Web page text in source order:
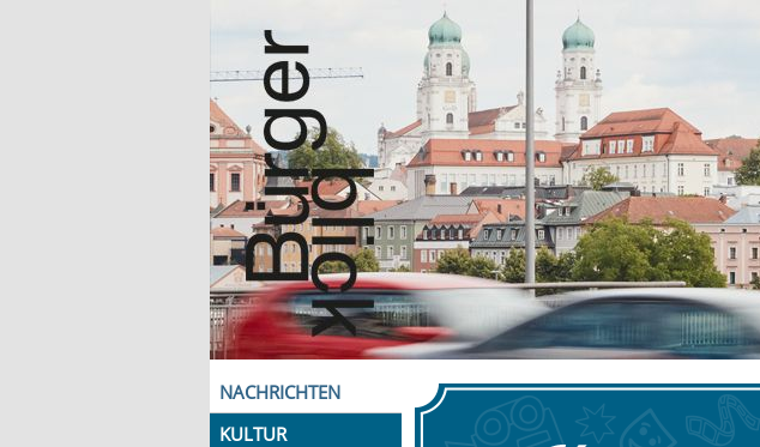
NACHRICHTEN
KULTUR